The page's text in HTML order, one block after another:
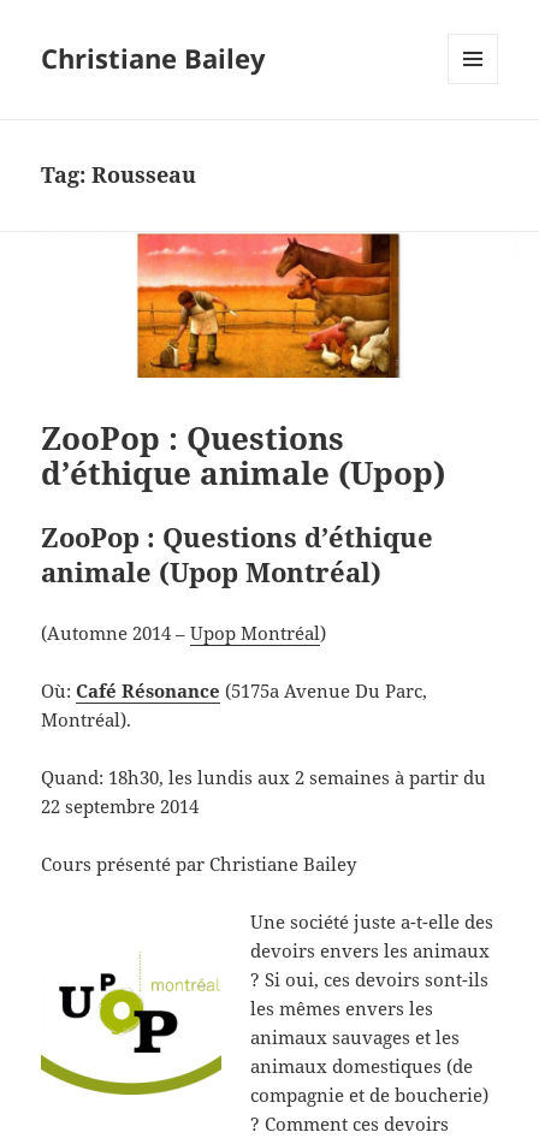
Christiane Bailey
Tag:Rousseau
ZooPop : Questions
d’éthique animale (Upop)
ZooPop : Questions d’éthique
animale (Upop Montréal)
(Automne 2014 –Upop Montréal)
Où:Café Résonance (5175a Avenue Du Parc,
Montréal).
Quand: 18h30, les lundis aux 2 semaines à partir du
22 septembre 2014
Cours présenté par Christiane Bailey
Une société juste a-t-elle des
devoirs envers les animaux
? Si oui, ces devoirs sont-ils
les mêmes envers les
animaux sauvages et les
animaux domestiques (de
compagnie et de boucherie)
? Comment ces devoirs